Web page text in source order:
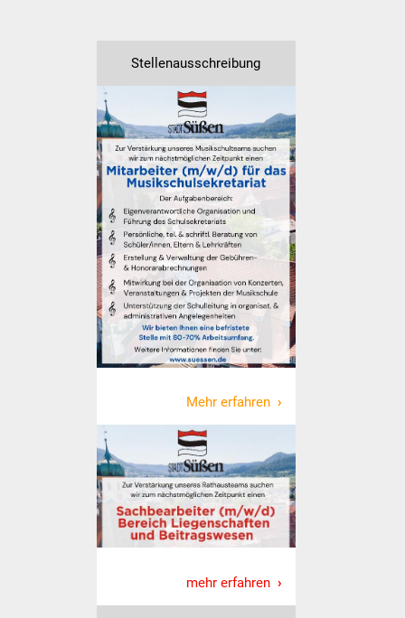
Behördenwegweiser
Stellenangebote
Kontakt
Veröffentlichungen
Ortsrecht
FNP / Bebauungspläne
Jubiläumsjahr 2021
Partnerstädte
Projekte
Schulentwicklung Bizet
Stellenausschreibung
Mehr erfahren
mehr erfahren